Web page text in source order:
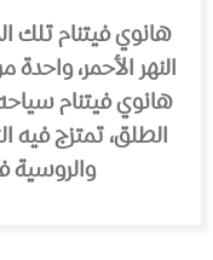
هانوي فيتنام تلك
النهر الأحمر،
هانوي فيتنام
الطلق، تمتزج فيه
والروسية